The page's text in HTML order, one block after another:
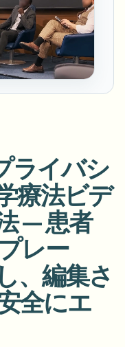
イバシー
ト
大規模に
ライバシ
療法ビデ
— 患者
レー
、編集さ
全にエ